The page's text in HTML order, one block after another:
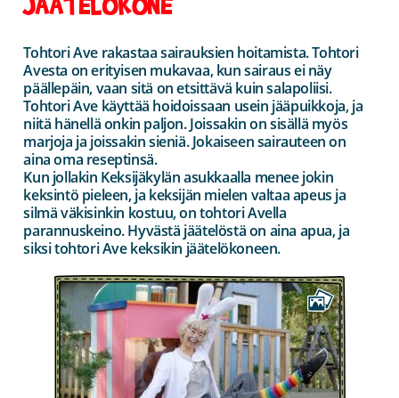
Tohtori Ave rakastaa sairauksien hoitamista. Tohtori
Avesta on erityisen mukavaa, kun sairaus ei näy
päällepäin, vaan sitä on etsittävä kuin salapoliisi.
Tohtori Ave käyttää hoidoissaan usein jääpuikkoja, ja
niitä hänellä onkin paljon. Joissakin on sisällä myös
marjoja ja joissakin sieniä. Jokaiseen sairauteen on
aina oma reseptinsä.
Kun jollakin Keksijäkylän asukkaalla menee jokin
keksintö pieleen, ja keksijän mielen valtaa apeus ja
silmä väkisinkin kostuu, on tohtori Avella
parannuskeino. Hyvästä jäätelöstä on aina apua, ja
siksi tohtori Ave keksikin jäätelökoneen.